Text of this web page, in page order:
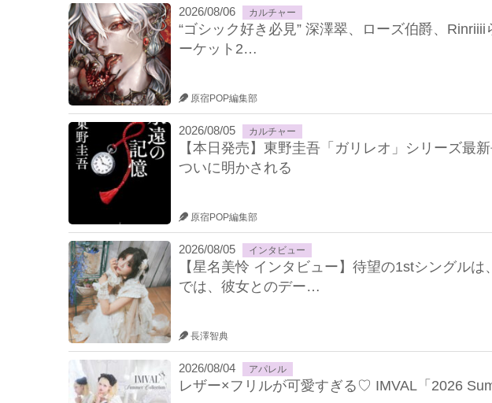
2026/08/06 カルチャー
“ゴシック好き必見” 深澤翠、ローズ伯爵、
ーケット2…
原宿POP編集部
2026/08/05 カルチャー
【本日発売】東野圭吾「ガリレオ」シリーズ最
ついに明かされる
原宿POP編集部
2026/08/05 インタビュー
【星名美怜 インタビュー】待望の1stシングル
では、彼女とのデー…
長澤智典
2026/08/04 アパレル
レザー×フリルが可愛すぎる♡ IMVAL「2026